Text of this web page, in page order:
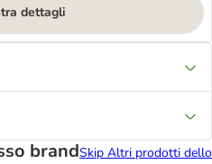
dettagli
brandSkip Altri prodotti dello